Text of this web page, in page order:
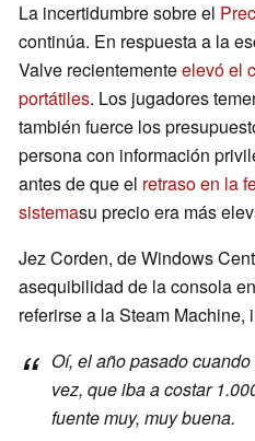
La incertidumbre sobre el
continúa. En respuesta a la
Valve recientementeelevó el
portátiles. Los jugadores
también fuerce los
persona con información
antes de que el retraso en la
sistemasu precio era más
Jez Corden, de Windows
asequibilidad de la consola
referirse a la Steam Machine,
Oí, el año pasado
vez, que iba a costar
fuente muy, muy buena.